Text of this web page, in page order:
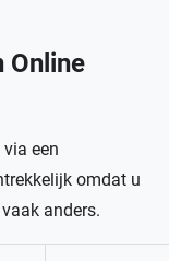
Online
een
omdat u
anders.